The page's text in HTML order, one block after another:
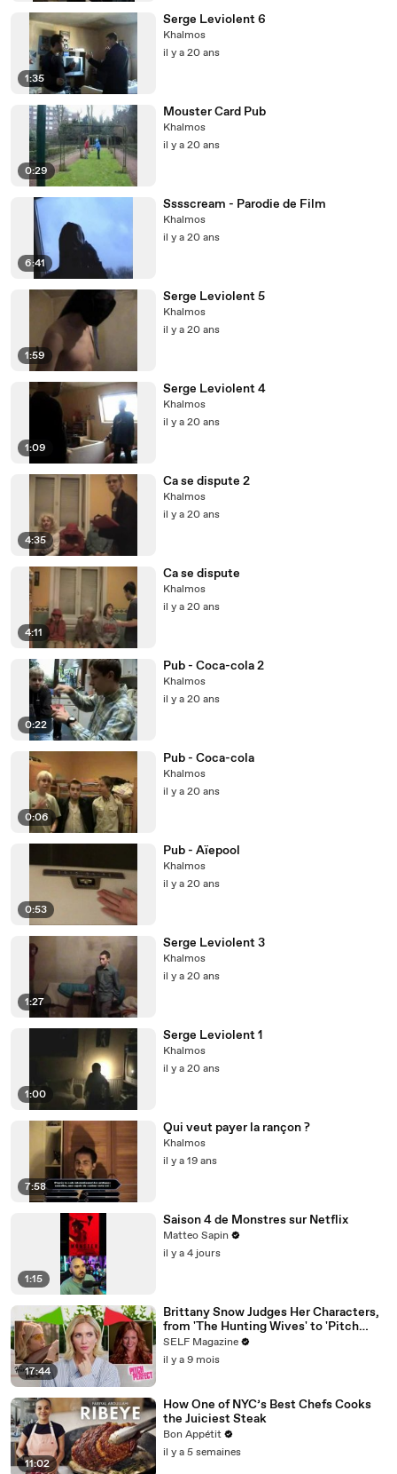
1:35
Serge Leviolent 6
Khalmos
il y a 20 ans
0:29
Mouster Card Pub
Khalmos
il y a 20 ans
6:41
Sssscream - Parodie de Film
Khalmos
il y a 20 ans
1:59
Serge Leviolent 5
Khalmos
il y a 20 ans
1:09
Serge Leviolent 4
Khalmos
il y a 20 ans
4:35
Ca se dispute 2
Khalmos
il y a 20 ans
4:11
Ca se dispute
Khalmos
il y a 20 ans
0:22
Pub - Coca-cola 2
Khalmos
il y a 20 ans
0:06
Pub - Coca-cola
Khalmos
il y a 20 ans
0:53
Pub - Aïepool
Khalmos
il y a 20 ans
1:27
Serge Leviolent 3
Khalmos
il y a 20 ans
1:00
Serge Leviolent 1
Khalmos
il y a 20 ans
7:58
Qui veut payer la rançon ?
Khalmos
il y a 19 ans
1:15
Saison 4 de Monstres sur Netflix
Matteo Sapin
il y a 4 jours
17:44
Brittany Snow Judges Her Characters,
from 'The Hunting Wives' to 'Pitch
Perfect'
SELF Magazine
il y a 9 mois
11:02
How One of NYC’s Best Chefs Cooks
the Juiciest Steak
Bon Appétit
il y a 5 semaines